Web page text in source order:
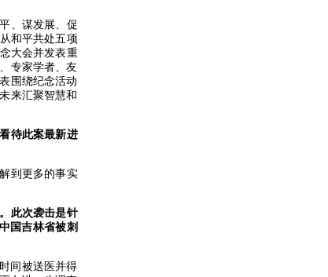
、谋发展、促
和平共处五项
大会并发表重
专家学者、友
围绕纪念活动
来汇聚智慧和
待此案最新进
到更多的事实
此次袭击是针
国吉林省被刺
间被送医并得